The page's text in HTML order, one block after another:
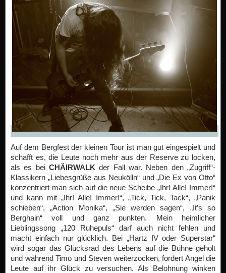
Auf dem Bergfest der kleinen Tour ist man gut eingespielt und
schafft es, die Leute noch mehr aus der Reserve zu locken,
als es bei CHÄIRWALK der Fall war. Neben den „Zugriff“-
Klassikern „Liebesgrüße aus Neukölln“ und „Die Ex von Otto“
konzentriert man sich auf die neue Scheibe „Ihr! Alle! Immer!“
und kann mit „Ihr! Alle! Immer!“, „Tick, Tick, Tack“, „Panik
schieben“, „Action Monika“, „Sie werden sagen“, „It′s so
Berghain“ voll und ganz punkten. Mein heimlicher
Lieblingssong „120 Ruhepuls“ darf auch nicht fehlen und
macht einfach nur glücklich. Bei „Hartz IV oder Superstar“
wird sogar das Glücksrad des Lebens auf die Bühne geholt
und während Timo und Steven weiterzocken, fordert Angel die
Leute auf ihr Glück zu versuchen. Als Belohnung winken